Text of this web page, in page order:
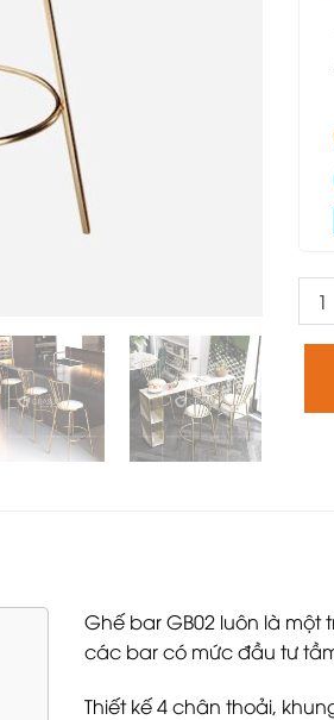
Ghế bar GB02 luôn là
các bar có mức đầu tư
Thiết kế 4 chân thoải,